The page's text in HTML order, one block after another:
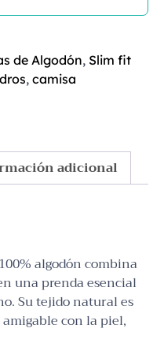
de Algodón, Slim fit
, camisa
adicional
algodón combina
una prenda esencial
Su tejido natural es
con la piel,